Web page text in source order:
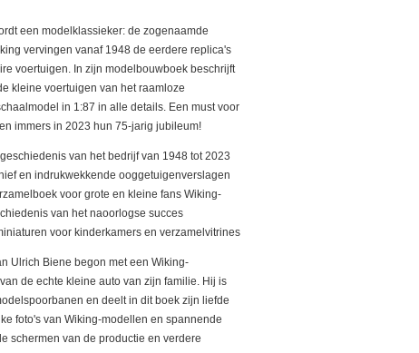
een modelklassieker: de zogenaamde
vervingen vanaf 1948 de eerdere replica's
voertuigen. In zijn modelbouwboek beschrijft
kleine voertuigen van het raamloze
in 1:87 in alle details. Een must voor
immers in 2023 hun 75-jarig jubileum!
van het bedrijf van 1948 tot 2023
en indrukwekkende ooggetuigenverslagen
voor grote en kleine fans Wiking-
van het naoorlogse succes
voor kinderkamers en verzamelvitrines
Ulrich Biene begon met een Wiking-
de echte kleine auto van zijn familie. Hij is
en deelt in dit boek zijn liefde
foto's van Wiking-modellen en spannende
schermen van de productie en verdere